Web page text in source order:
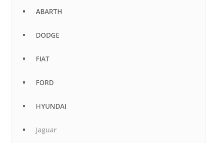
ABARTH
DODGE
FIAT
FORD
HYUNDAI
Jaguar